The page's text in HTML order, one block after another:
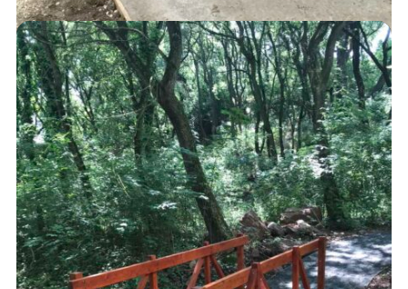
FEDETT KIÜLŐK
395,000Ft
AJÁNLATKÉRÉS